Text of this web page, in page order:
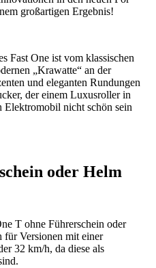
großartigen Ergebnis!
Fast One ist vom klassischen
„Krawatte“ an der
und eleganten Rundungen
der einem Luxusroller in
Elektromobil nicht schön sein
oder Helm
T ohne Führerschein oder
Versionen mit einer
32 km/h, da diese als